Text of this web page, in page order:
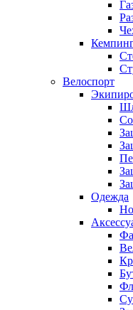
Велоспорт
Одежда